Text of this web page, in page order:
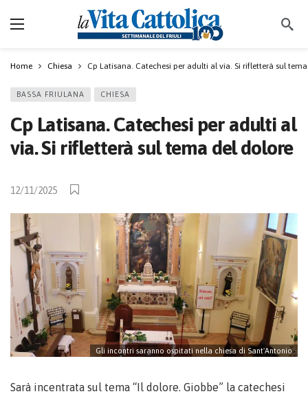
Home Chiesa Cp Latisana. Catechesi per adulti al via. Si rifletterà sul
BASSA FRIULANA CHIESA
Cp Latisana. Catechesi per adulti al
via. Si rifletterà sul tema del dolore
12/11/2025
Gli incontri saranno ospitati nella chiesa di Sant'Antonio
Sarà incentrata sul tema “Il dolore. Giobbe” la catechesi